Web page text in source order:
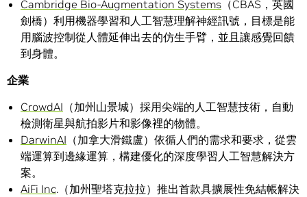
Cambridge Bio-Augmentation Systems （CBAS，英國
劍橋）利用機器學習和人工智慧理解神經訊號，目標是能
用腦波控制從人體延伸出去的仿生手臂，並且讓感覺回饋
到身體。
企業
CrowdAI （加州山景城）採用尖端的人工智慧技術，自動
檢測衛星與航拍影片和影像裡的物體。
DarwinAI （加拿大滑鐵盧）依循人們的需求和要求，從雲
端運算到邊緣運算，構建優化的深度學習人工智慧解決方
案。
AiFi Inc.（加州聖塔克拉拉）推出首款具擴展性免結帳解決